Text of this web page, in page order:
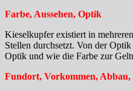
Farbe, Aussehen, Optik
Kieselkupfer existiert in
Stellen durchsetzt. Von der
Optik und wie die Farbe zur
Fundort, Vorkommen, Abbau,